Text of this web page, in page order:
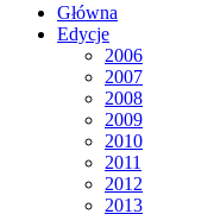
Główna
Edycje
2006
2007
2008
2009
2010
2011
2012
2013